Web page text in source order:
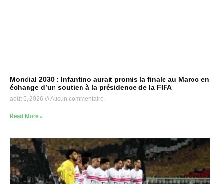
Mondial 2030 : Infantino aurait promis la finale au Maroc en
échange d’un soutien à la présidence de la FIFA
août 5, 2026 Aucun commentaire
Read More »